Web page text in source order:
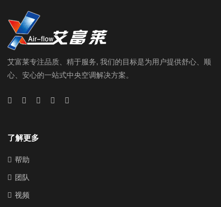
艾富莱专注品质、精于服务, 我们的目标是为用户提供舒心、顺
心、安心的一站式中央空调解决方案。
了解更多
帮助
团队
视频